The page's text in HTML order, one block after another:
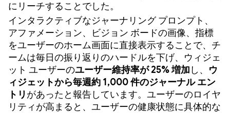
にリーチすることでした。
インタラクティブなジャーナリング プロンプト、
アファメーション、ビジョン ボードの画像、指標
をユーザーのホーム画面に直接表示することで、チ
ームは毎日の振り返りのハードルを下げ、ウィジェ
ット ユーザーのユーザー維持率が 25% 増加 し、 ウ
ィジェットから毎週約 1,000 件のジャーナル エン
トリ があったと報告しています。ユーザーのロイヤ
リティが高まると、ユーザーの健康状態に具体的な